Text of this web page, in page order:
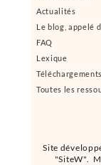
Site
"SiteW".
Actualités
Le blog, appelé
FAQ
Lexique
Téléchargements
Toutes les